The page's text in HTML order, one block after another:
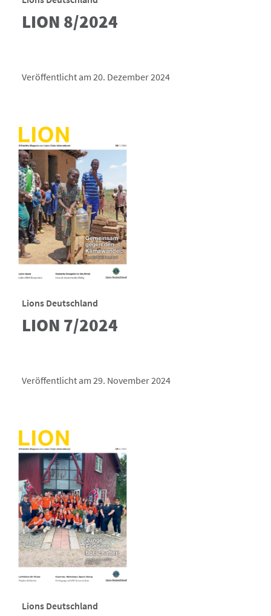
LION 8/2024
Veröffentlicht am 20. Dezember 2024
Lions Deutschland
LION 7/2024
Veröffentlicht am 29. November 2024
Lions Deutschland